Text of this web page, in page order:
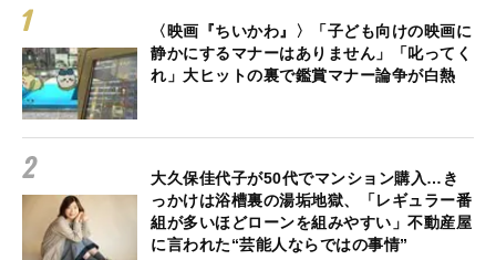
〈映画『ちいかわ』〉「子ども向けの映画に
静かにするマナーはありません」「叱ってく
れ」大ヒットの裏で鑑賞マナー論争が白熱
大久保佳代子が50代でマンション購入…き
っかけは浴槽裏の湯垢地獄、「レギュラー番
組が多いほどローンを組みやすい」不動産屋
に言われた“芸能人ならではの事情”